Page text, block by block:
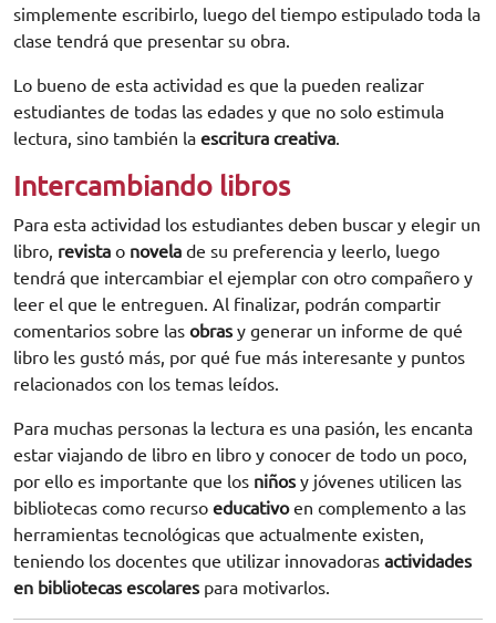
simplemente escribirlo, luego del tiempo estipulado toda la
clase tendrá que presentar su obra.
Lo bueno de esta actividad es que la pueden realizar
estudiantes de todas las edades y que no solo estimula
lectura, sino también la escritura creativa.
Intercambiando libros
Para esta actividad los estudiantes deben buscar y elegir un
libro, revista o novela de su preferencia y leerlo, luego
tendrá que intercambiar el ejemplar con otro compañero y
leer el que le entreguen. Al finalizar, podrán compartir
comentarios sobre las obras y generar un informe de qué
libro les gustó más, por qué fue más interesante y puntos
relacionados con los temas leídos.
Para muchas personas la lectura es una pasión, les encanta
estar viajando de libro en libro y conocer de todo un poco,
por ello es importante que los niños y jóvenes utilicen las
bibliotecas como recurso educativoen complemento a las
herramientas tecnológicas que actualmente existen,
teniendo los docentes que utilizar innovadoras actividades
en bibliotecas escolares para motivarlos.